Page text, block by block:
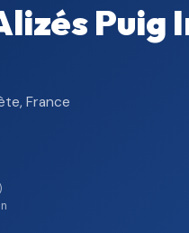
France